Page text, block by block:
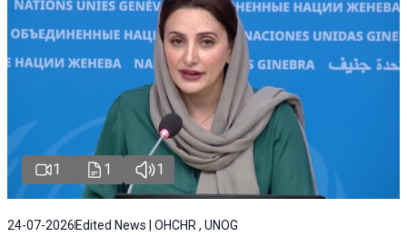
1 1 1
24-07-2026 Edited News | OHCHR , UNOG